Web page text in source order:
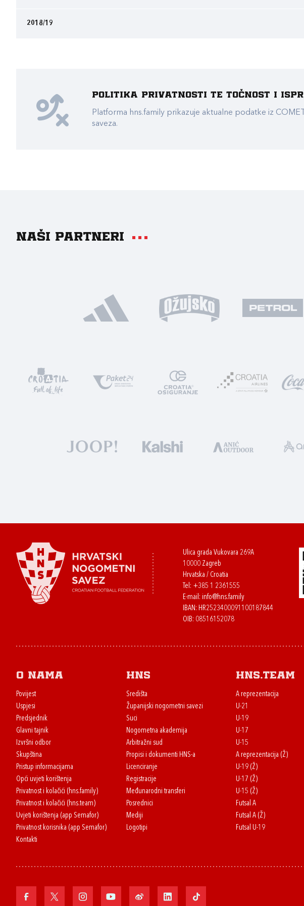
2018/19
Politika privatnosti te točnost i
Platforma hns.family prikazuje aktualne podatke iz
saveza.
Naši partneri
Ulica grada Vukovara 269A
10000 Zagreb
Hrvatska / Croatia
Tel: +385 1 2361555
E-mail: info@hns.family
IBAN: HR2523400091100187844
OIB: 08516152078
O nama
Povijest
Uspjesi
Predsjednik
Glavni tajnik
Izvršni odbor
Skupština
Pristup informacijama
Opći uvjeti korištenja
Privatnost i kolačići (hns.family)
Privatnost i kolačići (hns.team)
Uvjeti korištenja (app Semafor)
Privatnost korisnika (app Semafor)
Kontakti
HNS
Središta
Županijski nogometni savezi
Suci
Nogometna akademija
Arbitražni sud
Propisi i dokumenti HNS-a
Licenciranje
Registracije
Međunarodni transferi
Posrednici
Mediji
Logotipi
HNS.team
A reprezentacija
U-21
U-19
U-17
U-15
A reprezentacija (Ž)
U-19 (Ž)
U-17 (Ž)
U-15 (Ž)
Futsal A
Futsal A (Ž)
Futsal U-19